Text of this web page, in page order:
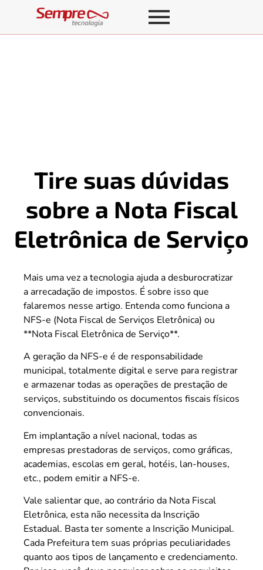
Tire suas dúvidas
sobre a Nota Fiscal
Eletrônica de Serviço
Mais uma vez a tecnologia ajuda a desburocratizar
a arrecadação de impostos. É sobre isso que
falaremos nesse artigo. Entenda como funciona a
NFS-e (Nota Fiscal de Serviços Eletrônica) ou
**Nota Fiscal Eletrônica de Serviço**.
A geração da NFS-e é de responsabilidade
municipal, totalmente digital e serve para registrar
e armazenar todas as operações de prestação de
serviços, substituindo os documentos fiscais físicos
convencionais.
Em implantação a nível nacional, todas as
empresas prestadoras de serviços, como gráficas,
academias, escolas em geral, hotéis, lan-houses,
etc., podem emitir a NFS-e.
Vale salientar que, ao contrário da Nota Fiscal
Eletrônica, esta não necessita da Inscrição
Estadual. Basta ter somente a Inscrição Municipal.
Cada Prefeitura tem suas próprias peculiaridades
quanto aos tipos de lançamento e credenciamento.